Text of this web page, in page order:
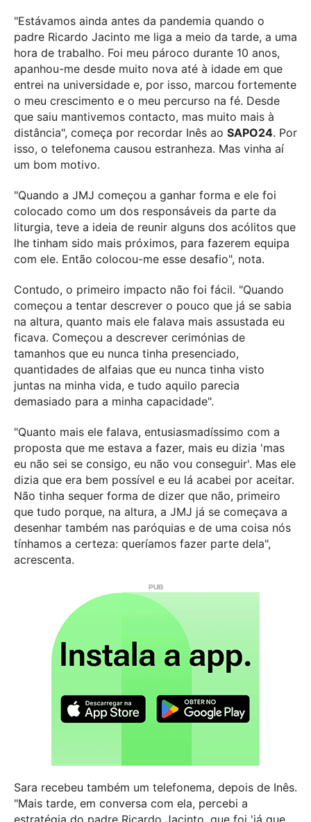
"Estávamos ainda antes da pandemia quando o
padre Ricardo Jacinto me liga a meio da tarde, a uma
hora de trabalho. Foi meu pároco durante 10 anos,
apanhou-me desde muito nova até à idade em que
entrei na universidade e, por isso, marcou fortemente
o meu crescimento e o meu percurso na fé. Desde
que saiu mantivemos contacto, mas muito mais à
distância", começa por recordar Inês ao SAPO24. Por
isso, o telefonema causou estranheza. Mas vinha aí
um bom motivo.
"Quando a JMJ começou a ganhar forma e ele foi
colocado como um dos responsáveis da parte da
liturgia, teve a ideia de reunir alguns dos acólitos que
lhe tinham sido mais próximos, para fazerem equipa
com ele. Então colocou-me esse desafio", nota.
Contudo, o primeiro impacto não foi fácil. "Quando
começou a tentar descrever o pouco que já se sabia
na altura, quanto mais ele falava mais assustada eu
ficava. Começou a descrever cerimónias de
tamanhos que eu nunca tinha presenciado,
quantidades de alfaias que eu nunca tinha visto
juntas na minha vida, e tudo aquilo parecia
demasiado para a minha capacidade".
"Quanto mais ele falava, entusiasmadíssimo com a
proposta que me estava a fazer, mais eu dizia 'mas
eu não sei se consigo, eu não vou conseguir'. Mas ele
dizia que era bem possível e eu lá acabei por aceitar.
Não tinha sequer forma de dizer que não, primeiro
que tudo porque, na altura, a JMJ já se começava a
desenhar também nas paróquias e de uma coisa nós
tínhamos a certeza: queríamos fazer parte dela",
acrescenta.
Sara recebeu também um telefonema, depois de Inês.
"Mais tarde, em conversa com ela, percebi a
estratégia do padre Ricardo Jacinto, que foi 'já que